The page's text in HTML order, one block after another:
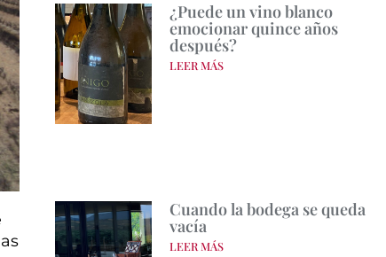
¿Puede un vino blanco
emocionar quince años
después?
LEER MÁS
Cuando la bodega se queda
vacía
LEER MÁS